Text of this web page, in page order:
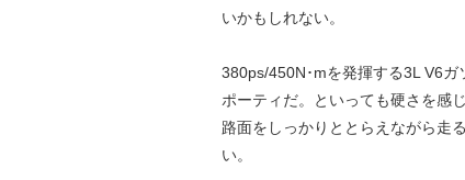
いかもしれない。
380ps/450N･mを発揮する3L V6
ポーティだ。といっても硬さを感
路面をしっかりととらえながら走
い。